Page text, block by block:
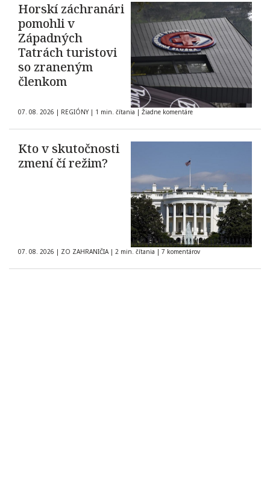
Horskí záchranári
pomohli v
Západných
Tatrách turistovi
so zraneným
členkom
07. 08. 2026 | REGIÓNY | 1 min. čítania | Žiadne komentáre
Kto v skutočnosti
zmení čí režim?
07. 08. 2026 | ZO ZAHRANIČIA | 2 min. čítania | 7 komentárov